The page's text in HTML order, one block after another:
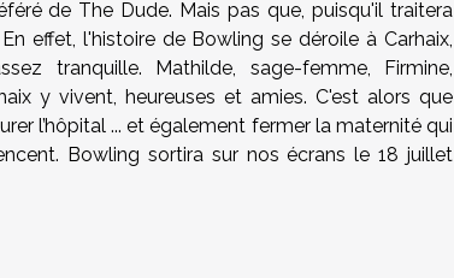
de The Dude. Mais pas que, puisqu'il traitera
effet, l'histoire de Bowling se déroile à Carhaix,
tranquille. Mathilde, sage-femme, Firmine,
y vivent, heureuses et amies. C'est alors que
l’hôpital ... et également fermer la maternité qui
Bowling sortira sur nos écrans le 18 juillet